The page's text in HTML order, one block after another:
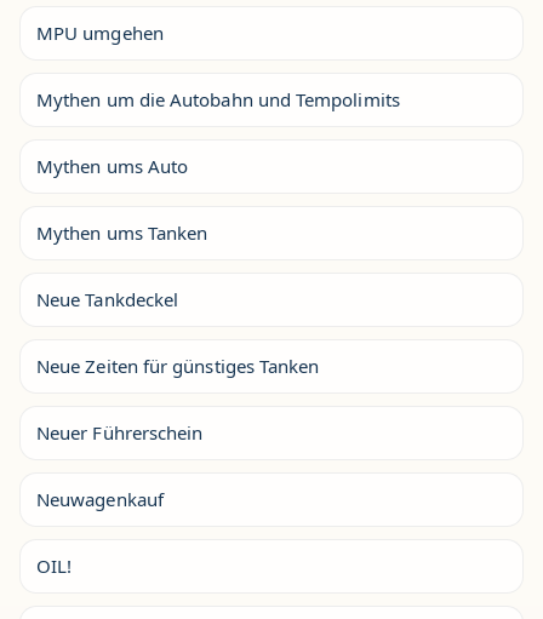
MPU umgehen
Mythen um die Autobahn und Tempolimits
Mythen ums Auto
Mythen ums Tanken
Neue Tankdeckel
Neue Zeiten für günstiges Tanken
Neuer Führerschein
Neuwagenkauf
OIL!